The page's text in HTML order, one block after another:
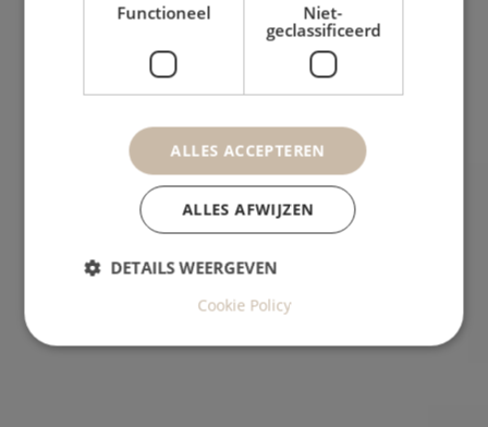
Functioneel
Niet-
geclassificeerd
ALLES ACCEPTEREN
ALLES AFWIJZEN
DETAILS WEERGEVEN
Cookie Policy